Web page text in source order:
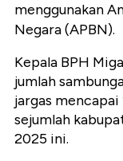
menggunakan
Negara (APBN).
Kepala BPH
jumlah
jargas mencapai
sejumlah
2025 ini.